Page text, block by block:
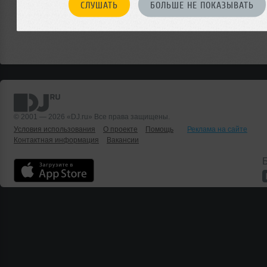
СЛУШАТЬ БОЛЬШЕ НЕ ПОКАЗЫВАТЬ
© 2001 — 2026 «DJ.ru» Все права защищены.
Условия использования
О проекте Помощь
Реклама на сайте
Контактная информация
Вакансии